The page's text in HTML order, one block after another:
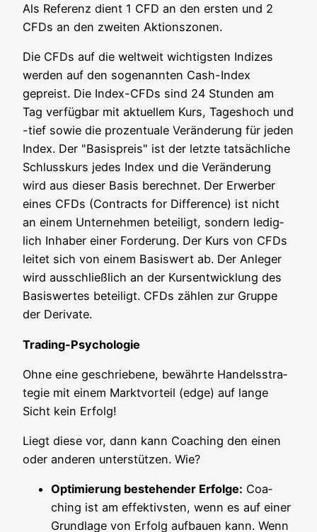
Als Refe­renz dient 1 CFD an den ers­ten und 2
CFDs an den zwei­ten Aktionszonen.
Die CFDs auf die welt­weit wich­tigs­ten Indi­zes
wer­den auf den soge­nann­ten Cash-Index
gepreist. Die Index-CFDs sind 24 Stun­den am
Tag ver­füg­bar mit aktu­el­lem Kurs, Tages­hoch und
-tief sowie die pro­zen­tua­le Ver­än­de­rung für jeden
Index. Der "Basis­preis" ist der letz­te tat­säch­li­che
Schluss­kurs jedes Index und die Ver­än­de­rung
wird aus die­ser Basis berech­net. Der Erwer­ber
eines CFDs (Con­tracts for Dif­fe­rence) ist nicht
an einem Unter­neh­men betei­ligt, son­dern ledig­
lich Inha­ber einer For­de­rung. Der Kurs von CFDs
lei­tet sich von einem Basis­wert ab. Der Anle­ger
wird aus­schließ­lich an der Kurs­ent­wick­lung des
Basis­wer­tes betei­ligt. CFDs zäh­len zur Grup­pe
der Derivate.
Tra­ding-Psy­cho­lo­gie
Ohne eine geschrie­be­ne, bewähr­te Han­dels­stra­
te­gie mit einem Markt­vor­teil (edge) auf lan­ge
Sicht kein Erfolg!
Liegt die­se vor, dann kann Coa­ching den einen
oder ande­ren unter­stüt­zen. Wie?
Opti­mie­rung bestehen­der Erfol­ge: Coa­
ching ist am effek­tivs­ten, wenn es auf einer
Grund­la­ge von Erfolg auf­bau­en kann. Wenn